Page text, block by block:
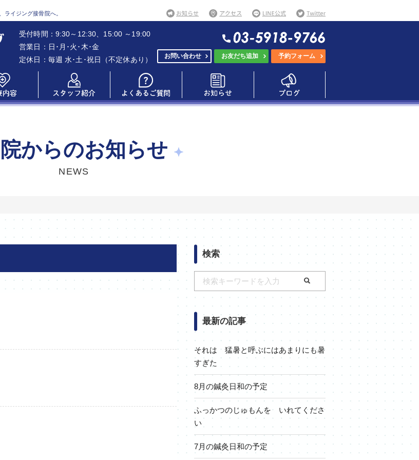
ライジング接骨院へ。
受付時間：9:30～12:30、15:00 ～19:00
営業日：日･月･火･木･金
定休日：毎週 水･土･祝日（不定休あり）
お問い合わせ お友だち追加 予約フォーム
からのお知らせ
NEWS
検索
最新の記事
それは 猛暑と呼ぶにはあまりにも暑
すぎた
8月の鍼灸日和の予定
ふっかつのじゅもんを いれてくださ
い
7月の鍼灸日和の予定